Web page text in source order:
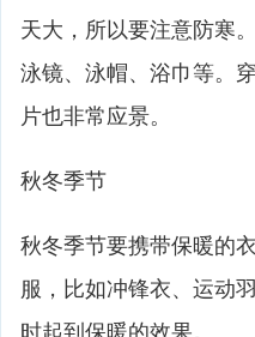
天大，所以要注意防寒
泳镜、泳帽、浴巾等。
片也非常应景。
秋冬季节
秋冬季节要携带保暖的
服，比如冲锋衣、运动
时起到保暖的效果。